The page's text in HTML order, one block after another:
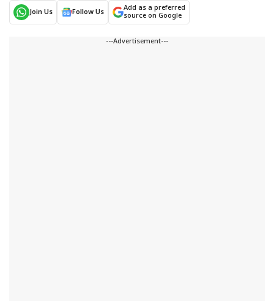
Join Us
Follow Us
Add as a preferred
source on Google
---Advertisement---